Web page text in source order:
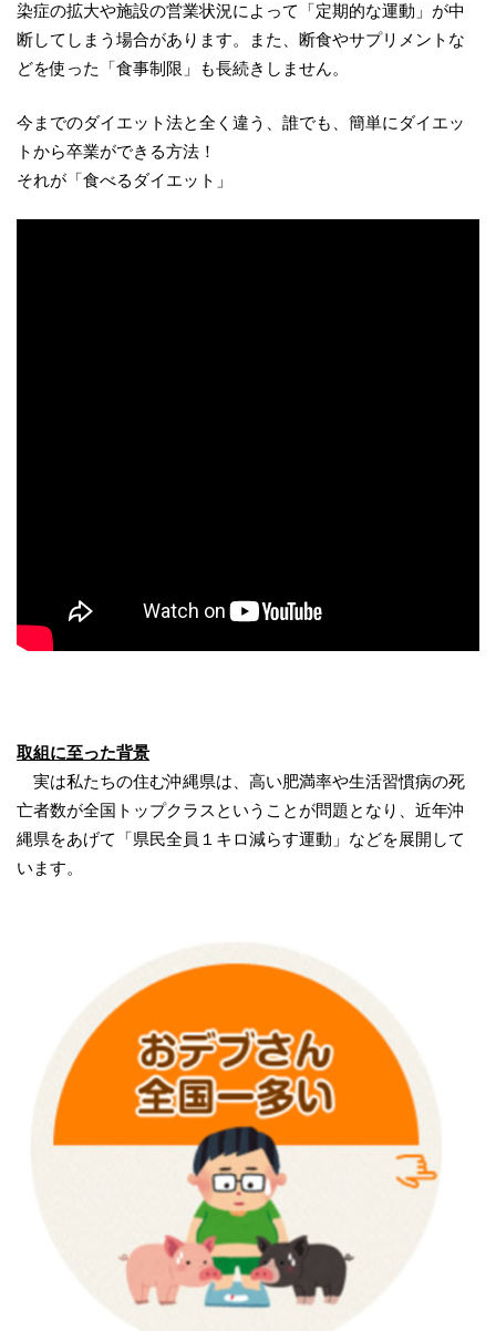
染症の拡大や施設の営業状況によって「定期的な運動」が中
断してしまう場合があります。また、断食やサプリメントな
どを使った「食事制限」も長続きしません。
今までのダイエット法と全く違う、誰でも、簡単にダイエッ
トから卒業ができる方法！
それが「食べるダイエット」
取組に至った背景
実は私たちの住む沖縄県は、高い肥満率や生活習慣病の死
亡者数が全国トップクラスということが問題となり、近年沖
縄県をあげて「県民全員１キロ減らす運動」などを展開して
います。